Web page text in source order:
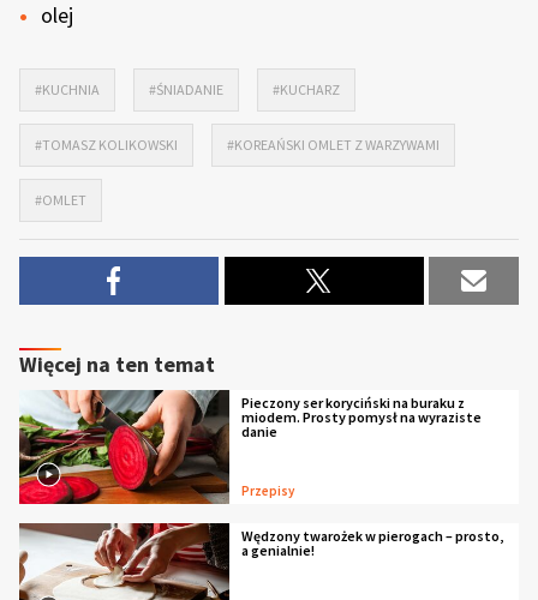
olej
#KUCHNIA #ŚNIADANIE #KUCHARZ
#TOMASZ KOLIKOWSKI #KOREAŃSKI OMLET Z WARZYWAMI
#OMLET
Więcej na ten temat
Pieczony ser koryciński na buraku z
miodem. Prosty pomysł na wyraziste
danie
Przepisy
Wędzony twarożek w pierogach – prosto,
a genialnie!